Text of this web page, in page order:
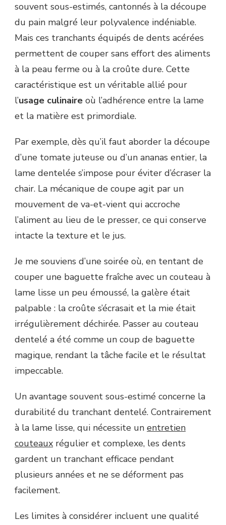
souvent sous-estimés, cantonnés à la découpe
du pain malgré leur polyvalence indéniable.
Mais ces tranchants équipés de dents acérées
permettent de couper sans effort des aliments
à la peau ferme ou à la croûte dure. Cette
caractéristique est un véritable allié pour
l’usage culinaire où l’adhérence entre la lame
et la matière est primordiale.
Par exemple, dès qu’il faut aborder la découpe
d’une tomate juteuse ou d’un ananas entier, la
lame dentelée s’impose pour éviter d’écraser la
chair. La mécanique de coupe agit par un
mouvement de va-et-vient qui accroche
l’aliment au lieu de le presser, ce qui conserve
intacte la texture et le jus.
Je me souviens d’une soirée où, en tentant de
couper une baguette fraîche avec un couteau à
lame lisse un peu émoussé, la galère était
palpable : la croûte s’écrasait et la mie était
irrégulièrement déchirée. Passer au couteau
dentelé a été comme un coup de baguette
magique, rendant la tâche facile et le résultat
impeccable.
Un avantage souvent sous-estimé concerne la
durabilité du tranchant dentelé. Contrairement
à la lame lisse, qui nécessite un entretien
couteaux régulier et complexe, les dents
gardent un tranchant efficace pendant
plusieurs années et ne se déforment pas
facilement.
Les limites à considérer incluent une qualité